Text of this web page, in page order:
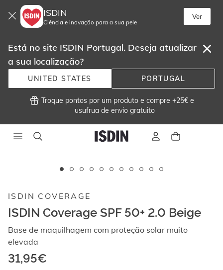
ISDIN
Ciência e inovação para a sua pele
Ver
Está no site ISDIN Portugal. Deseja atualizar
a sua localização?
UNITED STATES PORTUGAL
Troque pontos por um produto e compre +25€ e
usufrua de envio gratuito
imagens
vídeos.
Ao
navegar
ISDIN COVERAGE
ISDIN Coverage SPF 50+ 2.0 Beige
Base de maquilhagem com proteção solar muito
elevada
31,95€